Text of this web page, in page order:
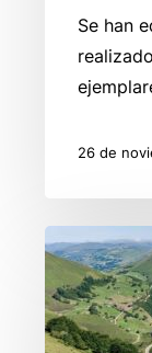
Se han
26 de
Valles
Pasiegos
habilita
diez